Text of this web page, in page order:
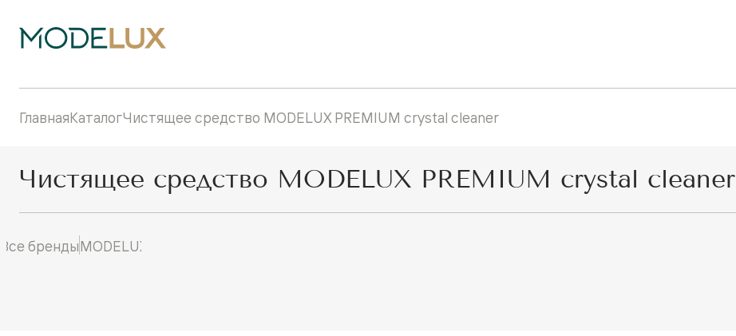
ГлавнаяКаталогЧистящее средство MODELUX PREMIUM crystal cleaner
Чистящее средство MODELUX PREMIUM crystal cleaner
Все брендыMODELUX